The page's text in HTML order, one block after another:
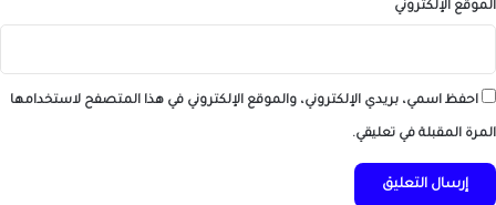
الموقع الإلكتروني
احفظ اسمي، بريدي الإلكتروني، والموقع الإلكتروني في هذا المتصفح لاستخدامها
المرة المقبلة في تعليقي.